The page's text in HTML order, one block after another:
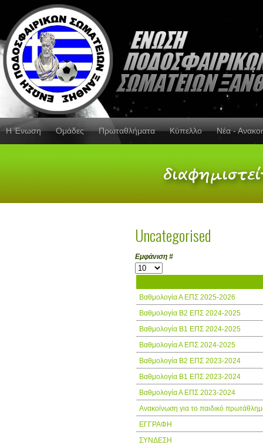
Η Ένωση Ομάδες Πρωταθλήματα Κύπελλο Νέα -
Uncategorised
Εμφάνιση #
Βαθμολογία Α ΕΠΣ 2025-2026
Βαθμολογία Β2 ΕΠΣ 2024-2025
Βαθμολογία Β1 ΕΠΣ 2024-2025
Βαθμολογία Α ΕΠΣ 2024-2025
Βαθμολογία Β2 ΕΠΣ 2023-2024
Βαθμολογία Β1 ΕΠΣ 2023-2024
Βαθμολογία Α ΕΠΣ 2023-2024
Ανακοίνωση για το παιδικό
ΕΓΓΡΑΦΗ
ΣΥΝΔΕΣΗ